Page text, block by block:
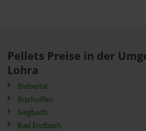
Pellets Preise in der
Lohra
Biebertal
Bischoffen
Siegbach
Bad Endbach